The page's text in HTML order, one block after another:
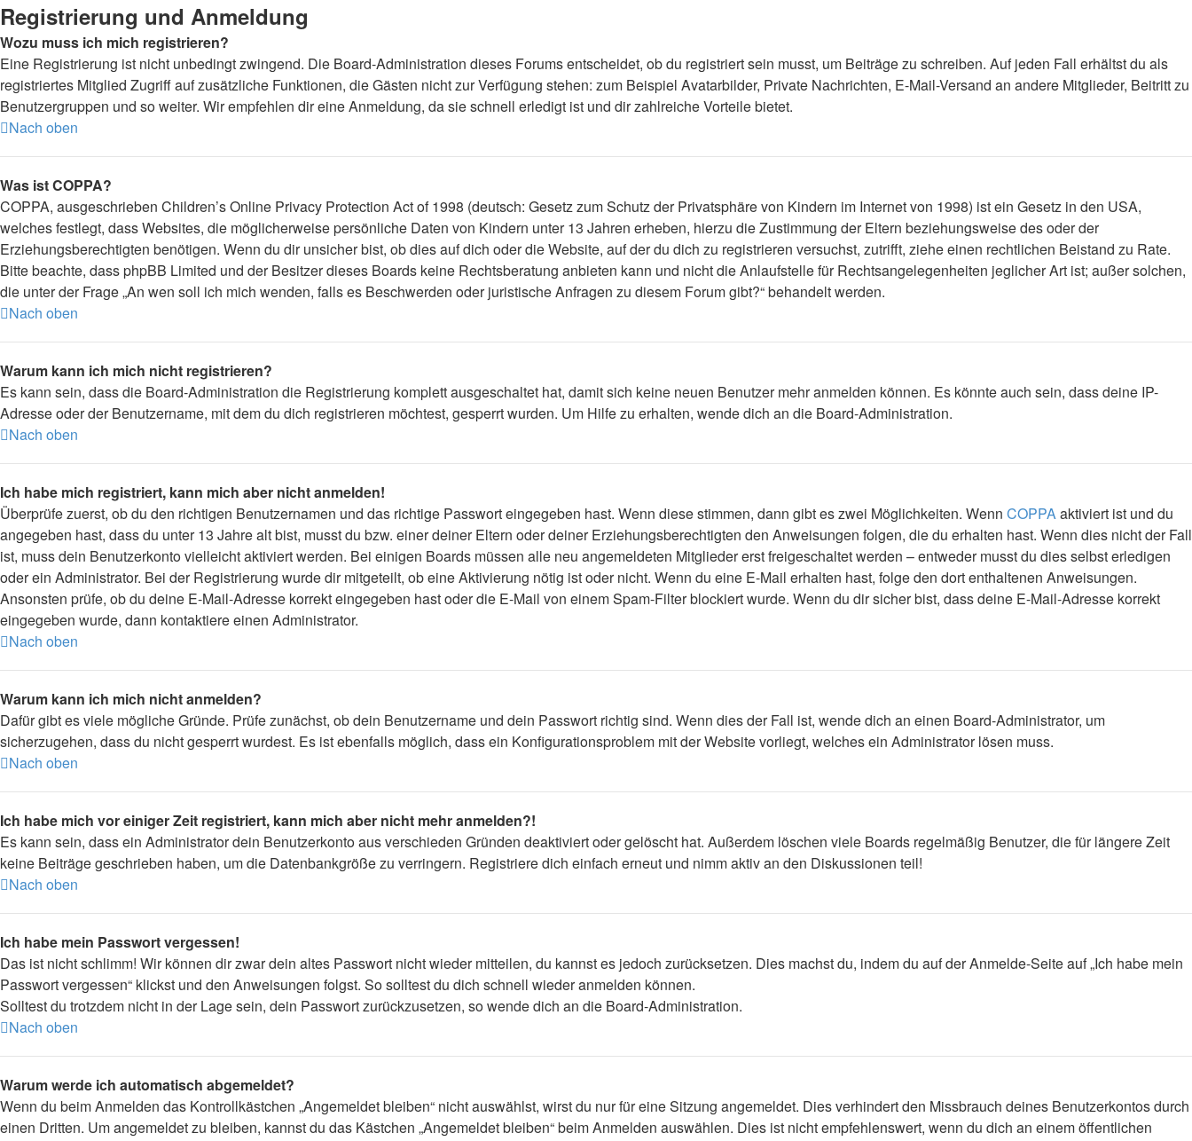
Registrierung und Anmeldung
Wozu muss ich mich registrieren?
Eine Registrierung ist nicht unbedingt zwingend. Die Board-Administration dieses Forums entscheidet, ob du registriert sein musst, um Beiträge zu schreiben. Auf jeden Fall erhältst du als
registriertes Mitglied Zugriff auf zusätzliche Funktionen, die Gästen nicht zur Verfügung stehen: zum Beispiel Avatarbilder, Private Nachrichten, E-Mail-Versand an andere Mitglieder, Beitritt zu
Benutzergruppen und so weiter. Wir empfehlen dir eine Anmeldung, da sie schnell erledigt ist und dir zahlreiche Vorteile bietet.
Nach oben
Was ist COPPA?
COPPA, ausgeschrieben Children’s Online Privacy Protection Act of 1998 (deutsch: Gesetz zum Schutz der Privatsphäre von Kindern im Internet von 1998) ist ein Gesetz in den USA,
welches festlegt, dass Websites, die möglicherweise persönliche Daten von Kindern unter 13 Jahren erheben, hierzu die Zustimmung der Eltern beziehungsweise des oder der
Erziehungsberechtigten benötigen. Wenn du dir unsicher bist, ob dies auf dich oder die Website, auf der du dich zu registrieren versuchst, zutrifft, ziehe einen rechtlichen Beistand zu Rate.
Bitte beachte, dass phpBB Limited und der Besitzer dieses Boards keine Rechtsberatung anbieten kann und nicht die Anlaufstelle für Rechtsangelegenheiten jeglicher Art ist; außer solchen,
die unter der Frage „An wen soll ich mich wenden, falls es Beschwerden oder juristische Anfragen zu diesem Forum gibt?“ behandelt werden.
Nach oben
Warum kann ich mich nicht registrieren?
Es kann sein, dass die Board-Administration die Registrierung komplett ausgeschaltet hat, damit sich keine neuen Benutzer mehr anmelden können. Es könnte auch sein, dass deine IP-
Adresse oder der Benutzername, mit dem du dich registrieren möchtest, gesperrt wurden. Um Hilfe zu erhalten, wende dich an die Board-Administration.
Nach oben
Ich habe mich registriert, kann mich aber nicht anmelden!
Überprüfe zuerst, ob du den richtigen Benutzernamen und das richtige Passwort eingegeben hast. Wenn diese stimmen, dann gibt es zwei Möglichkeiten. Wenn COPPAaktiviert ist und du
angegeben hast, dass du unter 13 Jahre alt bist, musst du bzw. einer deiner Eltern oder deiner Erziehungsberechtigten den Anweisungen folgen, die du erhalten hast. Wenn dies nicht der Fall
ist, muss dein Benutzerkonto vielleicht aktiviert werden. Bei einigen Boards müssen alle neu angemeldeten Mitglieder erst freigeschaltet werden – entweder musst du dies selbst erledigen
oder ein Administrator. Bei der Registrierung wurde dir mitgeteilt, ob eine Aktivierung nötig ist oder nicht. Wenn du eine E-Mail erhalten hast, folge den dort enthaltenen Anweisungen.
Ansonsten prüfe, ob du deine E-Mail-Adresse korrekt eingegeben hast oder die E-Mail von einem Spam-Filter blockiert wurde. Wenn du dir sicher bist, dass deine E-Mail-Adresse korrekt
eingegeben wurde, dann kontaktiere einen Administrator.
Nach oben
Warum kann ich mich nicht anmelden?
Dafür gibt es viele mögliche Gründe. Prüfe zunächst, ob dein Benutzername und dein Passwort richtig sind. Wenn dies der Fall ist, wende dich an einen Board-Administrator, um
sicherzugehen, dass du nicht gesperrt wurdest. Es ist ebenfalls möglich, dass ein Konfigurationsproblem mit der Website vorliegt, welches ein Administrator lösen muss.
Nach oben
Ich habe mich vor einiger Zeit registriert, kann mich aber nicht mehr anmelden?!
Es kann sein, dass ein Administrator dein Benutzerkonto aus verschieden Gründen deaktiviert oder gelöscht hat. Außerdem löschen viele Boards regelmäßig Benutzer, die für längere Zeit
keine Beiträge geschrieben haben, um die Datenbankgröße zu verringern. Registriere dich einfach erneut und nimm aktiv an den Diskussionen teil!
Nach oben
Ich habe mein Passwort vergessen!
Das ist nicht schlimm! Wir können dir zwar dein altes Passwort nicht wieder mitteilen, du kannst es jedoch zurücksetzen. Dies machst du, indem du auf der Anmelde-Seite auf „Ich habe mein
Passwort vergessen“ klickst und den Anweisungen folgst. So solltest du dich schnell wieder anmelden können.
Solltest du trotzdem nicht in der Lage sein, dein Passwort zurückzusetzen, so wende dich an die Board-Administration.
Nach oben
Warum werde ich automatisch abgemeldet?
Wenn du beim Anmelden das Kontrollkästchen „Angemeldet bleiben“ nicht auswählst, wirst du nur für eine Sitzung angemeldet. Dies verhindert den Missbrauch deines Benutzerkontos durch
einen Dritten. Um angemeldet zu bleiben, kannst du das Kästchen „Angemeldet bleiben“ beim Anmelden auswählen. Dies ist nicht empfehlenswert, wenn du dich an einem öffentlichen